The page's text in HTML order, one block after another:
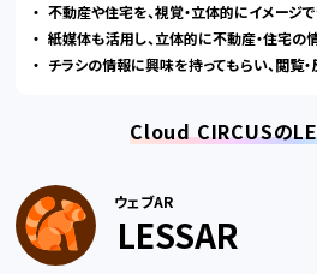
不動産や住宅を、視覚・立体的にイメージ
紙媒体も活用し、立体的に不動産・住宅の
チラシの情報に興味を持ってもらい、閲覧
Cloud CIRCUSの
ウェブAR
LESSAR